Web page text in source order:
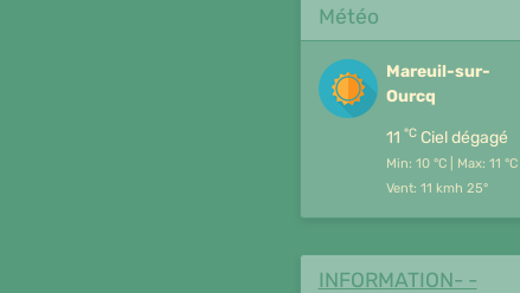
Météo
Mareuil-sur-
Ourcq
11 °CCiel dégagé
Min: 10 °C | Max: 11 °C |
Vent: 11 kmh 25°
INFORMATION- -